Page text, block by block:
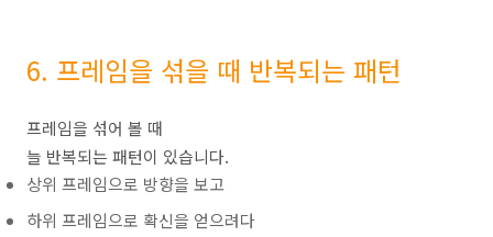
6. 프레임을 섞을 때 반복되는 패턴
프레임을 섞어 볼 때
늘 반복되는 패턴이 있습니다.
상위 프레임으로 방향을 보고
하위 프레임으로 확신을 얻으려다